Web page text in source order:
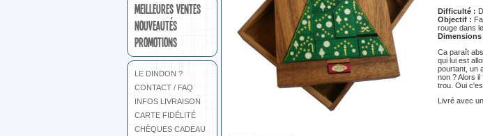
MEILLEURES VENTES
NOUVEAUTÉS
PROMOTIONS
LE DINDON ?
CONTACT / FAQ
INFOS LIVRAISON
CARTE FIDÉLITÉ
CHÈQUES CADEAU
Difficulté :
Objectif :
rouge dans
Dimensions
Ca paraît
qui lui est
pourtant, un
non ? Alors
trou. Oui
Livré avec